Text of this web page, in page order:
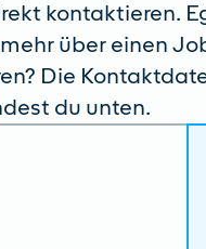
kontaktieren.
über einen
Die
du unten.